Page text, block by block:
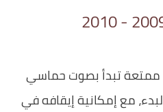
ممتعة تبدأ بصوت حماسي
مع إمكانية إيقافه في